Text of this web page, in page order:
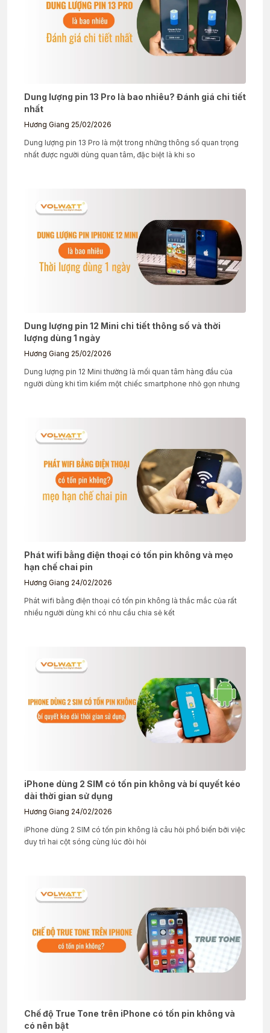
Dung lượng pin 13 Pro là bao nhiêu? Đánh giá chi tiết
nhất
Hương Giang 25/02/2026
Dung lượng pin 13 Pro là một trong những thông số quan trọng
nhất được người dùng quan tâm, đặc biệt là khi so
Dung lượng pin 12 Mini chi tiết thông số và thời
lượng dùng 1 ngày
Hương Giang 25/02/2026
Dung lượng pin 12 Mini thường là mối quan tâm hàng đầu của
người dùng khi tìm kiếm một chiếc smartphone nhỏ gọn nhưng
Phát wifi bằng điện thoại có tốn pin không và mẹo
hạn chế chai pin
Hương Giang 24/02/2026
Phát wifi bằng điện thoại có tốn pin không là thắc mắc của rất
nhiều người dùng khi có nhu cầu chia sẻ kết
iPhone dùng 2 SIM có tốn pin không và bí quyết kéo
dài thời gian sử dụng
Hương Giang 24/02/2026
iPhone dùng 2 SIM có tốn pin không là câu hỏi phổ biến bởi việc
duy trì hai cột sóng cùng lúc đòi hỏi
Chế độ True Tone trên iPhone có tốn pin không và
có nên bật